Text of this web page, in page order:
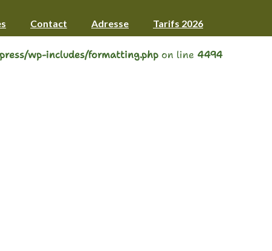
lta/header.phpon line
wp-includes/formatting.php on line 4494
Contact Adresse Tarifs 2026